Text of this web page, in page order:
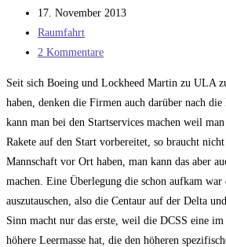
Autor:
Beitrag
veröffentlicht:
17. November 2013
Beitrags-
Kategorie:
Raumfahrt
Beitrags-
2 Kommentare
Seit sich Boeing und Lockheed Martin zu ULA
haben, denken die Firmen auch darüber nach die
kann man bei den Startservices machen weil
Rakete auf den Start vorbereitet, so braucht
Mannschaft vor Ort haben, man kann das aber
machen. Eine Überlegung die schon aufkam war
auszutauschen, also die Centaur auf der Delta
Sinn macht nur das erste, weil die DCSS eine
höhere Leermasse hat, die den höheren